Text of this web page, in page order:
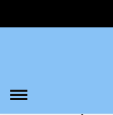
EL MITO DE QUE